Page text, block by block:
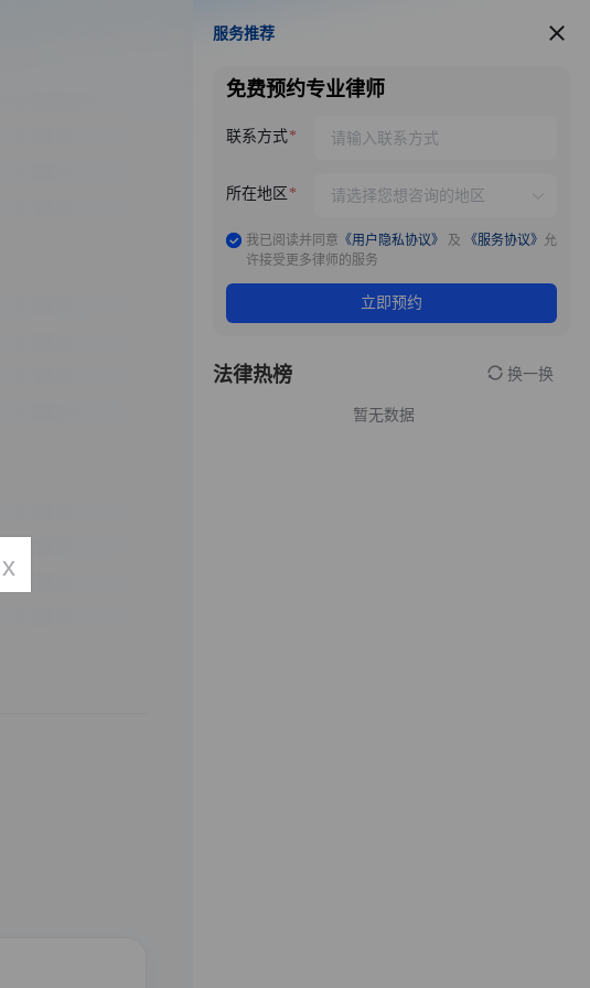
服务推荐
服务推荐
免费预约专业律师
联系方式
所在地区
我已阅读并同意 《用户隐私协议》 及 《服务协议》 允
许接受更多律师的服务
立即预约
法律热榜 换一换
暂无数据
x